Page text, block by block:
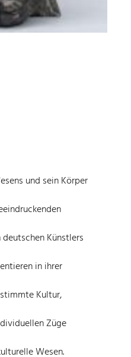
und sein Körper
Künstlers
in ihrer
Kultur,
Züge
Wesen.